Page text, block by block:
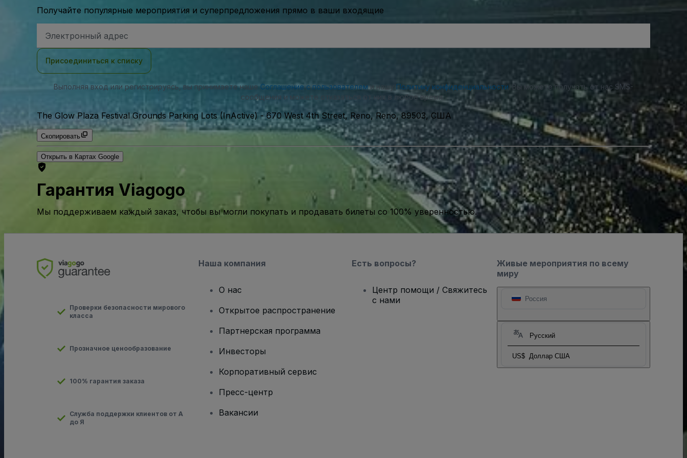
Получайте популярные мероприятия и суперпредложения прямо в ваши входящие
электронной
Присоединиться к списку
Выполняя вход или регистрируясь, вы принимаете нашеСоглашение с пользователеми нашу Политику конфиденциальности . Вы можете получать от нас SMS-
сообщения и можете отказаться от них в любое время.
The Glow Plaza Festival Grounds Parking Lots (InActive) -670 West 4th Street, Reno, Reno, 89503, США
Скопировать
Открыть в Картах Google
Гарантия Viagogo
Мы поддерживаем каждый заказ, чтобы вы могли покупать и продавать билеты со 100% уверенностью.
Живые мероприятия по всему
миру
Россия
Русский
US$ Доллар США
Проверки безопасности мирового
класса
Прозначное ценообразование
100% гарантия заказа
Служба поддержки клиентов от А
до Я
Наша компания
О нас
Открытое распространение
Партнерская программа
Инвесторы
Корпоративный сервис
Пресс-центр
Вакансии
Есть вопросы?
Центр помощи / Свяжитесь
с нами